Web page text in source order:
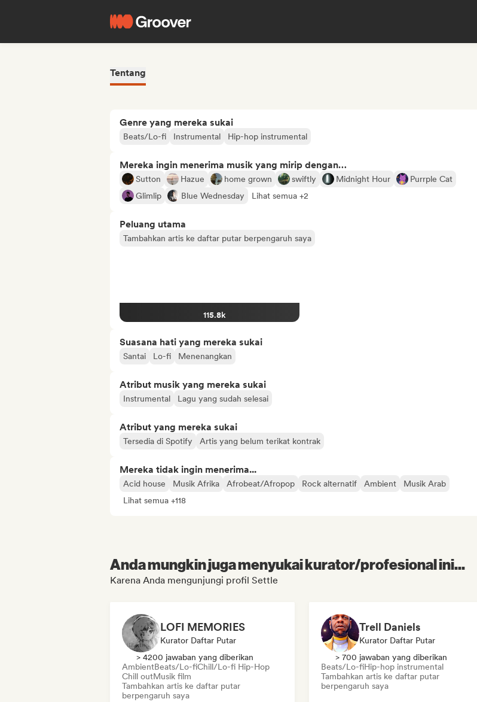
Tentang
Genre yang mereka sukai
Beats/Lo-fi Instrumental Hip-hop instrumental
Mereka ingin menerima musik yang mirip dengan…
Sutton Hazue home grown swiftly Midnight Hour
Purrple Cat
Glimlip
Blue Wednesday Lihat semua +2
Peluang utama
Tambahkan artis ke daftar putar berpengaruh saya
115.8k
Suasana hati yang mereka sukai
Santai Lo-fi Menenangkan
Atribut musik yang mereka sukai
Instrumental Lagu yang sudah selesai
Atribut yang mereka sukai
Tersedia di Spotify Artis yang belum terikat kontrak
Mereka tidak ingin menerima...
Acid house Musik Afrika Afrobeat/Afropop Rock alternatif Ambient
Musik Arab
Lihat semua +118
Anda mungkin juga menyukai kurator/profesional ini...
Karena Anda mengunjungi profil Settle
LOFI MEMORIES
Kurator Daftar Putar
> 4200 jawaban yang diberikan
AmbientBeats/Lo-fiChill/Lo-fi Hip-Hop
Chill outMusik film
Tambahkan artis ke daftar putar
berpengaruh saya
Trell Daniels
Kurator Daftar Putar
> 700 jawaban yang diberikan
Beats/Lo-fiHip-hop instrumental
Tambahkan artis ke daftar putar
berpengaruh saya